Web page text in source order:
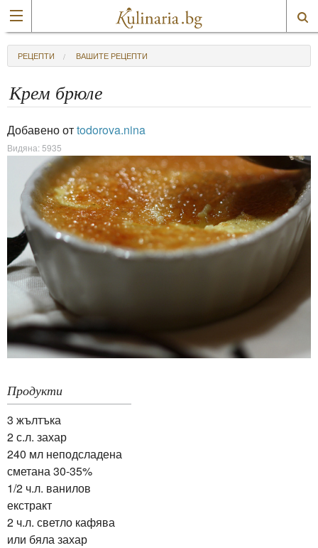
РЕЦЕПТИ ВАШИТЕ РЕЦЕПТИ
Крем брюле
Добавено отtodorova.nina
Видяна: 5935
Продукти
3 жълтъка
2 с.л. захар
240 мл неподсладена
сметана 30-35%
1/2 ч.л. ванилов
екстракт
2 ч.л. светло кафява
или бяла захар